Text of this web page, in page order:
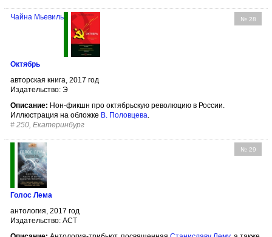
№ 28
Чайна Мьевиль
Октябрь
авторская книга, 2017 год
Издательство: Э
Описание: Нон-фикшн про октябрьскую революцию в России.
Иллюстрация на обложке В. Половцева.
# 250, Екатеринбург
№ 29
Голос Лема
антология, 2017 год
Издательство: АСТ